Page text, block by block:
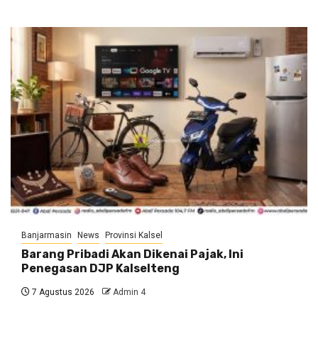
Banjarmasin News Provinsi Kalsel
Barang Pribadi Akan Dikenai Pajak, Ini
Penegasan DJP Kalselteng
7 Agustus 2026 Admin 4